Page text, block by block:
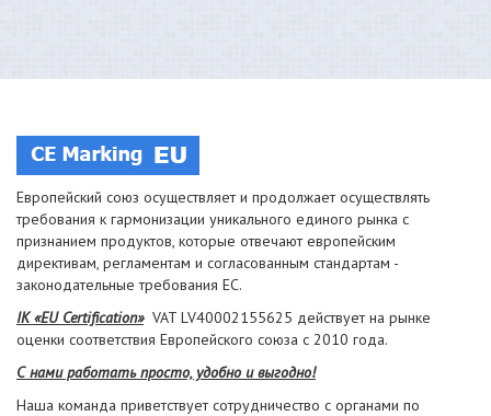
Европейский союз осуществляет и продолжает осуществлять
требования к гармонизации уникального единого рынка с
признанием продуктов, которые отвечают европейским
директивам, регламентам и согласованным стандартам -
законодательные требования ЕС.
IK «EU Certification»VAT LV40002155625 действует на рынке
оценки соответствия Европейского союза с 2010 года.
С нами работать просто, удобно и выгодно!
Наша команда приветствует сотрудничество с органами по